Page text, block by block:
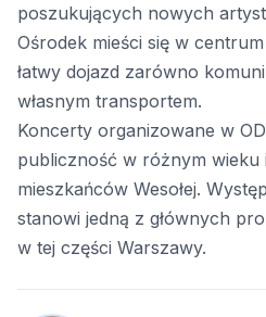
poszukujących nowych
Ośrodek mieści się w
łatwy dojazd zarówno
własnym transportem.
Koncerty organizowane w
publiczność w różnym wieku
mieszkańców Wesołej.
stanowi jedną z głównych
w tej części Warszawy.